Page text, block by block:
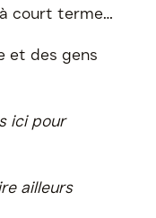
court terme…
et des gens
ici pour
ailleurs